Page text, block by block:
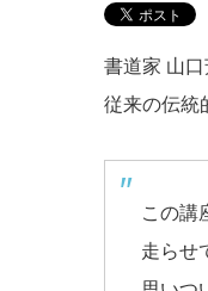
書道家 山
従来の伝統
この講
走らせ